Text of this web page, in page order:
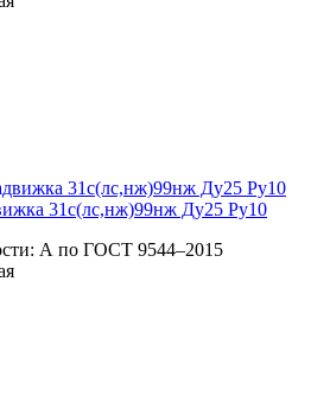
31с(лс,нж)99нж Ду25 Ру10
А по ГОСТ 9544–2015